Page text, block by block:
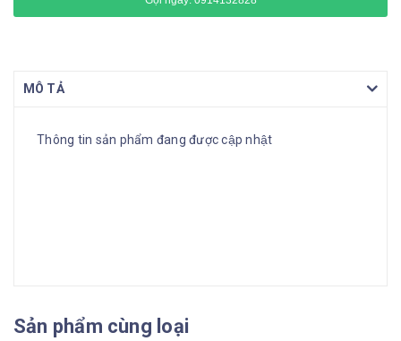
MÔ TẢ
Thông tin sản phẩm đang được cập nhật
Sản phẩm cùng loại